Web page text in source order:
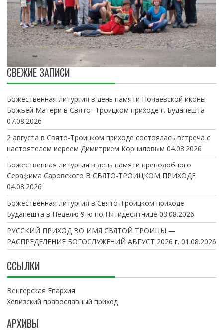
СВЕЖИЕ ЗАПИСИ
Божественная литургия в день памяти Почаевской иконы
Божьей Матери в Свято- Троицком приходе г. Будапешта
07.08.2026
2 августа в Свято-Троицком приходе состоялась встреча с
настоятелем иереем Димитрием Корниловым 04.08.2026
Божественная литургия в день памяти преподобного
Серафима Саровского В СВЯТО-ТРОИЦКОМ ПРИХОДЕ
04.08.2026
Божественная литургия в Свято-Троицком приходе
Будапешта в Неделю 9-ю по Пятидесятнице 03.08.2026
РУССКИЙ ПРИХОД ВО ИМЯ СВЯТОЙ ТРОИЦЫ —
РАСПРЕДЕЛЕНИЕ БОГОСЛУЖЕНИЙ АВГУСТ 2026 г. 01.08.2026
ССЫЛКИ
Венгерская Епархия
Хевизский православный приход
АРХИВЫ